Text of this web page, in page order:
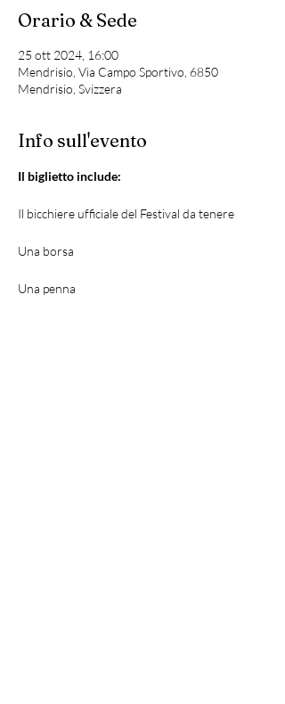
Orario & Sede
25 ott 2024, 16:00
Mendrisio, Via Campo Sportivo, 6850
Mendrisio, Svizzera
Info sull'evento
Il biglietto include:
Il bicchiere ufficiale del Festival da tenere
Una borsa
Una penna